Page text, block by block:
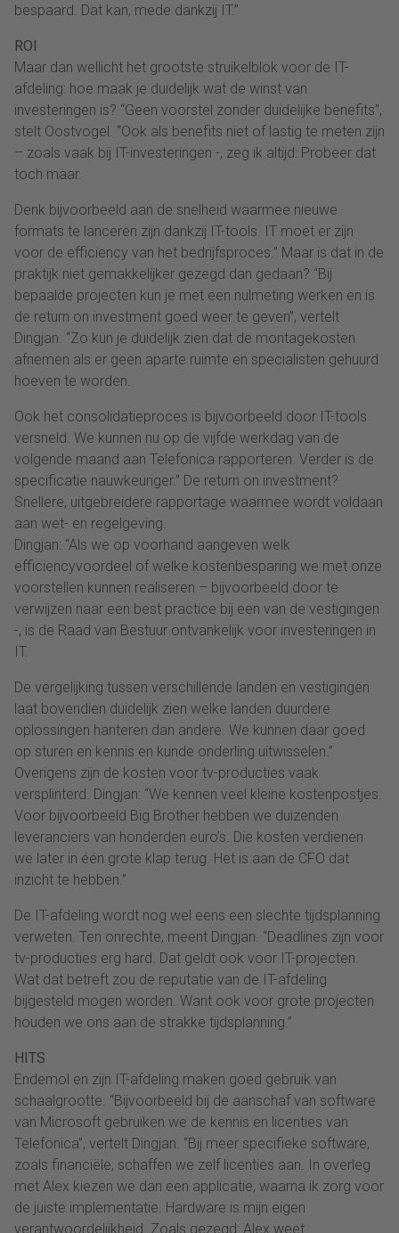
bespaard. Dat kan, mede dankzij IT.”
ROI
Maar dan wellicht het grootste struikelblok voor de IT-
afdeling: hoe maak je duidelijk wat de winst van
investeringen is? “Geen voorstel zonder duidelijke benefits”,
stelt Oostvogel. “Ook als benefits niet of lastig te meten zijn
– zoals vaak bij IT-investeringen -, zeg ik altijd: Probeer dat
toch maar.
Denk bijvoorbeeld aan de snelheid waarmee nieuwe
formats te lanceren zijn dankzij IT-tools. IT moet er zijn
voor de efficiency van het bedrijfsproces.” Maar is dat in de
praktijk niet gemakkelijker gezegd dan gedaan? “Bij
bepaalde projecten kun je met een nulmeting werken en is
de return on investment goed weer te geven”, vertelt
Dingjan. “Zo kun je duidelijk zien dat de montagekosten
afnemen als er geen aparte ruimte en specialisten gehuurd
hoeven te worden.
Ook het consolidatieproces is bijvoorbeeld door IT-tools
versneld. We kunnen nu op de vijfde werkdag van de
volgende maand aan Telefonica rapporteren. Verder is de
specificatie nauwkeuriger.” De return on investment?
Snellere, uitgebreidere rapportage waarmee wordt voldaan
aan wet- en regelgeving.
Dingjan: “Als we op voorhand aangeven welk
efficiencyvoordeel of welke kostenbesparing we met onze
voorstellen kunnen realiseren – bijvoorbeeld door te
verwijzen naar een best practice bij een van de vestigingen
-, is de Raad van Bestuur ontvankelijk voor investeringen in
IT.
De vergelijking tussen verschillende landen en vestigingen
laat bovendien duidelijk zien welke landen duurdere
oplossingen hanteren dan andere. We kunnen daar goed
op sturen en kennis en kunde onderling uitwisselen.”
Overigens zijn de kosten voor tv-producties vaak
versplinterd. Dingjan: “We kennen veel kleine kostenpostjes.
Voor bijvoorbeeld Big Brother hebben we duizenden
leveranciers van honderden euro’s. Die kosten verdienen
we later in één grote klap terug. Het is aan de CFO dat
inzicht te hebben.”
De IT-afdeling wordt nog wel eens een slechte tijdsplanning
verweten. Ten onrechte, meent Dingjan. “Deadlines zijn voor
tv-producties erg hard. Dat geldt ook voor IT-projecten.
Wat dat betreft zou de reputatie van de IT-afdeling
bijgesteld mogen worden. Want ook voor grote projecten
houden we ons aan de strakke tijdsplanning.”
HITS
Endemol en zijn IT-afdeling maken goed gebruik van
schaalgrootte. “Bijvoorbeeld bij de aanschaf van software
van Microsoft gebruiken we de kennis en licenties van
Telefonica”, vertelt Dingjan. “Bij meer specifieke software,
zoals financiële, schaffen we zelf licenties aan. In overleg
met Alex kiezen we dan een applicatie, waarna ik zorg voor
de juiste implementatie. Hardware is mijn eigen
verantwoordelijkheid. Zoals gezegd: Alex weet